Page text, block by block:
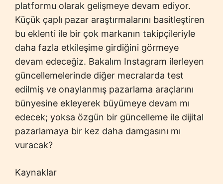
platformu olarak gelişmeye devam ediyor.
Küçük çaplı pazar araştırmalarını basitleştiren
bu eklenti ile bir çok markanın takipçileriyle
daha fazla etkileşime girdiğini görmeye
devam edeceğiz. Bakalım Instagram ilerleyen
güncellemelerinde diğer mecralarda test
edilmiş ve onaylanmış pazarlama araçlarını
bünyesine ekleyerek büyümeye devam mı
edecek; yoksa özgün bir güncelleme ile dijital
pazarlamaya bir kez daha damgasını mı
vuracak?
Kaynaklar